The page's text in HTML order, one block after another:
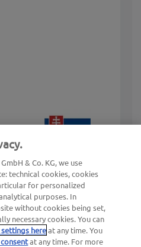
& Co. KG, we use
technical cookies, cookies
for personalized
purposes. In
without cookies being set,
necessary cookies. You can
hereat any time. You
at any time. For more